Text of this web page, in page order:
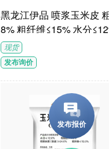
黑龙江伊品 喷浆玉米皮 粗蛋白≥1
8% 粗纤维≤15% 水分
G/袋饲料级褐色或浅褐
体
现货
发布询价